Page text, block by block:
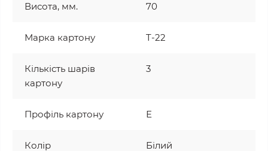
Висота, мм. 70
Марка картону T-22
Кількість шарів
картону
3
Профіль картону Е
Колір Білий